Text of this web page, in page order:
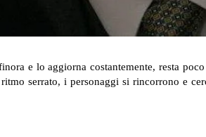
e lo aggiorna costantemente, resta
serrato, i personaggi si rincorrono e